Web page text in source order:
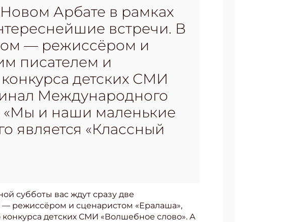
Арбате в рамках
встречи. В
— режиссёром и
писателем и
детских СМИ
Международного
«Мы и наши маленькие
является «Классный
субботы вас ждут сразу две
— режиссёром и сценаристом «Ералаша»,
детских СМИ «Волшебное слово». А